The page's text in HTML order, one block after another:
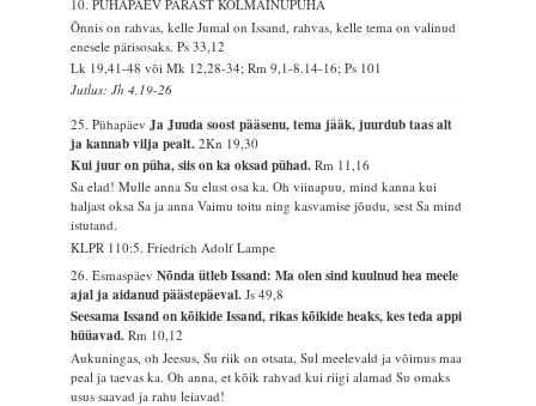
10. PÜHAPÄEV PÄRAST KOLMAINUPÜHA
Õnnis on rahvas, kelle Jumal on Issand, rahvas, kelle tema on valinud
enesele pärisosaks.Ps 33,12
Lk 19,41-48 või Mk 12,28-34; Rm 9,1-8.14-16; Ps 101
Jutlus: Jh 4,19-26
25. PühapäevJa Juuda soost pääsenu, tema jääk, juurdub taas alt
ja kannab vilja pealt.2Kn 19,30
Kui juur on püha, siis on ka oksad pühad.Rm 11,16
Sa elad! Mulle anna Su elust osa ka. Oh viinapuu, mind kanna kui
haljast oksa Sa ja anna Vaimu toitu ning kasvamise jõudu, sest Sa mind
istutand.
KLPR 110:5. Friedrich Adolf Lampe
26. EsmaspäevNõnda ütleb Issand: Ma olen sind kuulnud hea meele
ajal ja aidanud päästepäeval.Js 49,8
Seesama Issand on kõikide Issand, rikas kõikide heaks, kes teda appi
hüüavad.Rm 10,12
Aukuningas, oh Jeesus, Su riik on otsata, Sul meelevald ja võimus maa
peal ja taevas ka. Oh anna, et kõik rahvad kui riigi alamad Su omaks
usus saavad ja rahu leiavad!